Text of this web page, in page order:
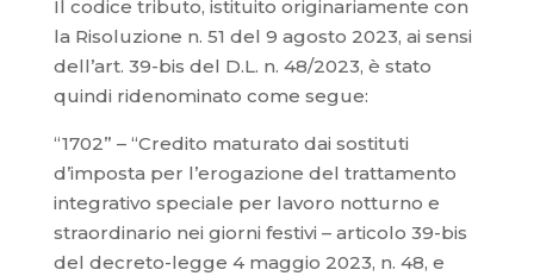
Il codice tributo, istituito originariamente con
la Risoluzione n. 51 del 9 agosto 2023, ai sensi
dell’art. 39-bis del D.L. n. 48/2023, è stato
quindi ridenominato come segue:
“1702” – “Credito maturato dai sostituti
d’imposta per l’erogazione del trattamento
integrativo speciale per lavoro notturno e
straordinario nei giorni festivi – articolo 39-bis
del decreto-legge 4 maggio 2023, n. 48, e